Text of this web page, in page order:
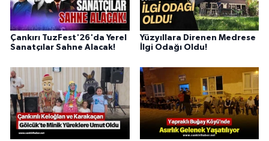
Çankırı TuzFest'26'da Yerel
Sanatçılar Sahne Alacak!
Yüzyıllara Direnen Medrese
İlgi Odağı Oldu!